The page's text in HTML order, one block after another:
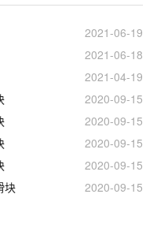
2021-06-19
2021-06-18
2021-04-19
2020-09-15
2020-09-15
2020-09-15
2020-09-15
块
2020-09-15